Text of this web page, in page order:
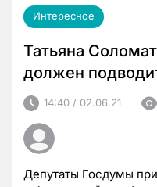
Интересное
Татьяна
должен
14:40 / 02.06.21
Депутаты Госдумы